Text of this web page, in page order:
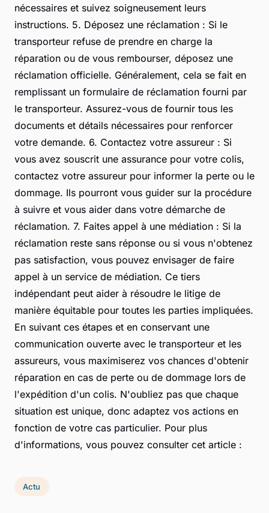
nécessaires et suivez soigneusement leurs
instructions. 5. Déposez une réclamation : Si le
transporteur refuse de prendre en charge la
réparation ou de vous rembourser, déposez une
réclamation officielle. Généralement, cela se fait en
remplissant un formulaire de réclamation fourni par
le transporteur. Assurez-vous de fournir tous les
documents et détails nécessaires pour renforcer
votre demande. 6. Contactez votre assureur : Si
vous avez souscrit une assurance pour votre colis,
contactez votre assureur pour informer la perte ou le
dommage. Ils pourront vous guider sur la procédure
à suivre et vous aider dans votre démarche de
réclamation. 7. Faites appel à une médiation : Si la
réclamation reste sans réponse ou si vous n'obtenez
pas satisfaction, vous pouvez envisager de faire
appel à un service de médiation. Ce tiers
indépendant peut aider à résoudre le litige de
manière équitable pour toutes les parties impliquées.
En suivant ces étapes et en conservant une
communication ouverte avec le transporteur et les
assureurs, vous maximiserez vos chances d'obtenir
réparation en cas de perte ou de dommage lors de
l'expédition d'un colis. N'oubliez pas que chaque
situation est unique, donc adaptez vos actions en
fonction de votre cas particulier. Pour plus
d'informations, vous pouvez consulter cet article :
Actu